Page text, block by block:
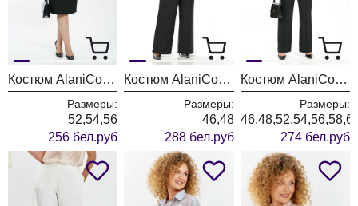
Костюм AlaniCollection 2582 черный + молоко
Размеры:
52,54,56
256 бел.руб
Костюм AlaniCollection 2581
Размеры:
46,48
288 бел.руб
Костюм AlaniCollection 2580 черный
Размеры:
274 бел.руб